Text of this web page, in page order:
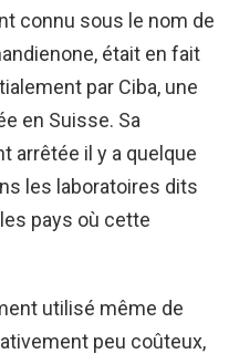
connu sous le nom de
était en fait
par Ciba, une
en Suisse. Sa
arrêtée il y a quelque
les laboratoires dits
pays où cette
utilisé même de
peu coûteux,